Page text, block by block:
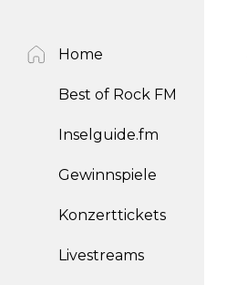
Home
Best of Rock FM
Inselguide.fm
Gewinnspiele
Konzerttickets
Livestreams